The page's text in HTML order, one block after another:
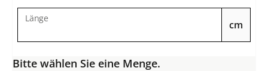
Länge
cm
Bitte wählen Sie eine Menge.